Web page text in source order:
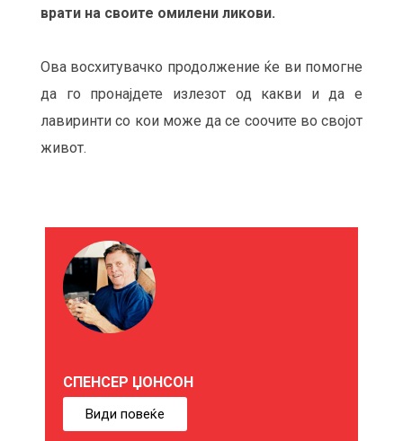
врати на своите омилени ликови.
Ова восхитувачко продолжение ќе ви помогне
да го пронајдете излезот од какви и да е
лавиринти со кои може да се соочите во својот
живот.
СПЕНСЕР ЏОНСОН
Види повеќе